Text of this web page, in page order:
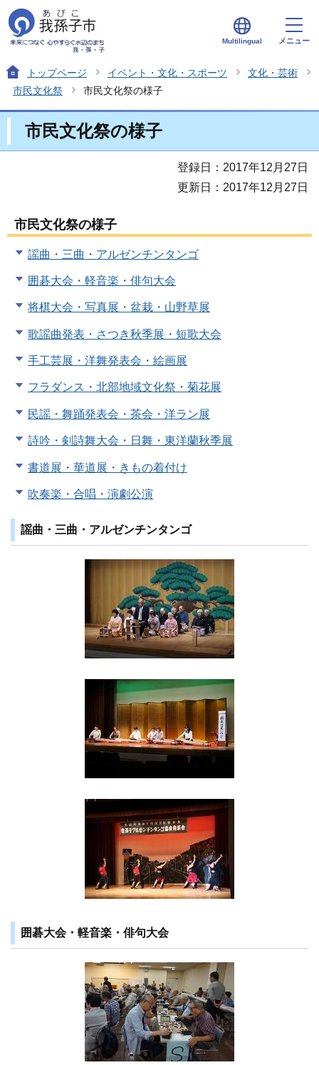
Multilingual メニュー
トップページ イベント・文化・スポーツ
文化・芸術
市民文化祭
市民文化祭の様子
市民文化祭の様子
登録日：2017年12月27日
更新日：2017年12月27日
市民文化祭の様子
謡曲・三曲・アルゼンチンタンゴ
囲碁大会・軽音楽・俳句大会
将棋大会・写真展・盆栽・山野草展
歌謡曲発表・さつき秋季展・短歌大会
手工芸展・洋舞発表会・絵画展
フラダンス・北部地域文化祭・菊花展
民謡・舞踊発表会・茶会・洋ラン展
詩吟・剣詩舞大会・日舞・東洋蘭秋季展
書道展・華道展・きもの着付け
吹奏楽・合唱・演劇公演
謡曲・三曲・アルゼンチンタンゴ
囲碁大会・軽音楽・俳句大会